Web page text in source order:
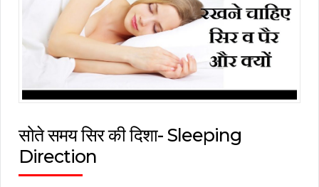
सोते समय सिर की दिशा- Sleeping
Direction